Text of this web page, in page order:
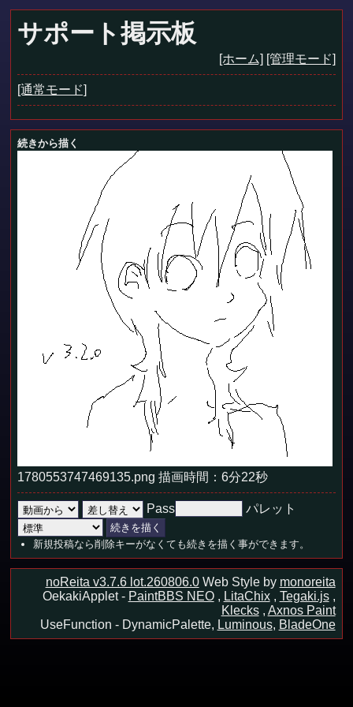
サポート掲示板
[ホーム] [管理モード]
[通常モード]
続きから描く
1780553747469135.png 描画時間：6分22秒
Pass パレット
新規投稿なら削除キーがなくても続きを描く事ができます。
noReita v3.7.6 lot.260806.0Web Style by monoreita
OekakiApplet - PaintBBS NEO, LitaChix, Tegaki.js,
Klecks, Axnos Paint
UseFunction - DynamicPalette, Luminous, BladeOne